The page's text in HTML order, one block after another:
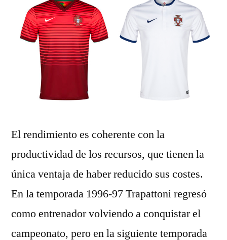
El rendimiento es coherente con la
productividad de los recursos, que tienen la
única ventaja de haber reducido sus costes.
En la temporada 1996-97 Trapattoni regresó
como entrenador volviendo a conquistar el
campeonato, pero en la siguiente temporada